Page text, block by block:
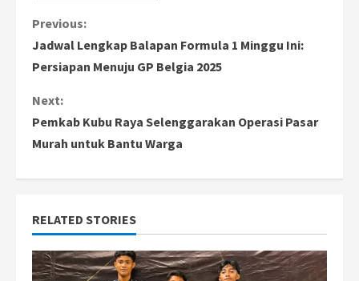
C
o
n
t
u
e
Previous:
Jadwal Lengkap Balapan Formula 1 Minggu Ini:
Persiapan Menuju GP Belgia 2025
Next:
Pemkab Kubu Raya Selenggarakan Operasi Pasar
Murah untuk Bantu Warga
RELATED STORIES